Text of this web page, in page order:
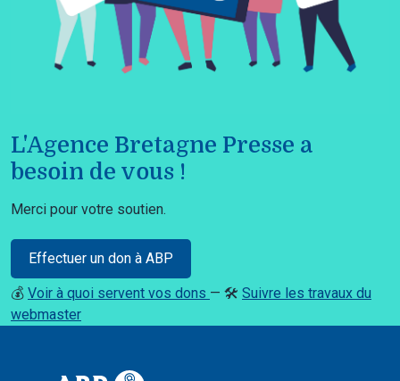
L'Agence Bretagne Presse a
besoin de vous !
Merci pour votre soutien.
Effectuer un don à ABP
💰 Voir à quoi servent vos dons — 🛠️ Suivre les travaux du
webmaster